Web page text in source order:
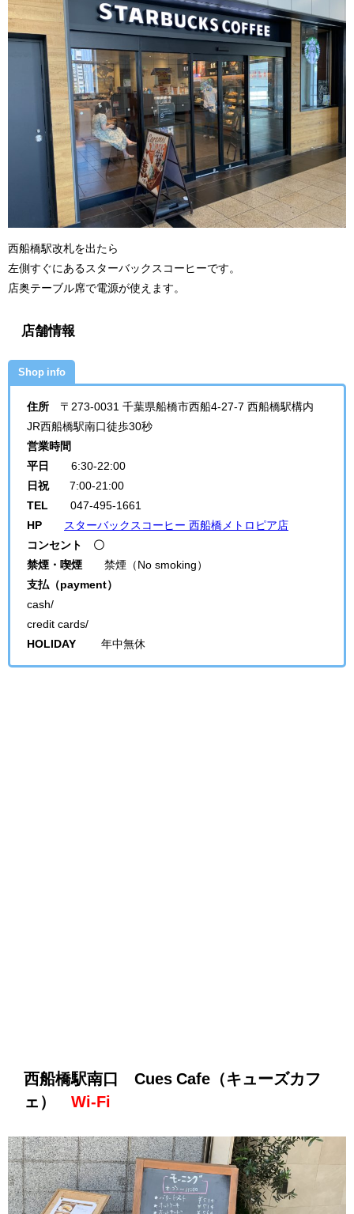
西船橋駅改札を出たら
左側すぐにあるスターバックスコーヒーです。
店奥テーブル席で電源が使えます。
店舗情報
Shop info
住所 〒273-0031 千葉県船橋市西船4-27-7 西船橋駅構内
JR西船橋駅南口徒歩30秒
営業時間
平日
6:30-22:00
日祝 7:00-21:00
TEL
047-495-1661
HP
スターバックスコーヒー 西船橋メトロピア店
コンセント 〇
禁煙・喫煙 禁煙（No smoking）
支払（payment）
cash/
credit cards/
HOLIDAY 年中無休
西船橋駅南口 Cues Cafe（キューズカフ
ェ） Wi-Fi